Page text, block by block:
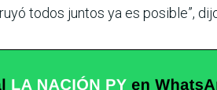
todos juntos ya es posible”,